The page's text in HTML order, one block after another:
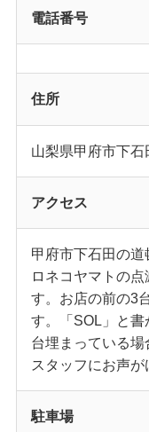
電話番号
住所
山梨県甲府市下石
アクセス
甲府市下石田の
ロネコヤマトの
す。お店の前の3
す。「SOL」と
台埋まっている
スタッフにお声が
駐車場